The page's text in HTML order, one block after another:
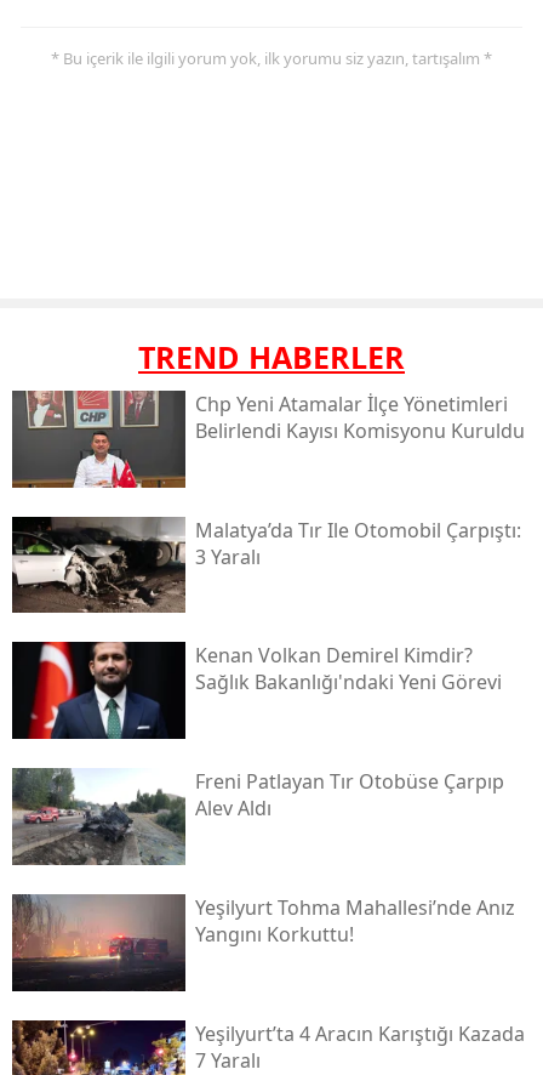
* Bu içerik ile ilgili yorum yok, ilk yorumu siz yazın, tartışalım *
TREND HABERLER
Chp Yeni Atamalar İlçe Yönetimleri
Belirlendi Kayısı Komisyonu Kuruldu
Malatya’da Tır Ile Otomobil Çarpıştı:
3 Yaralı
Kenan Volkan Demirel Kimdir?
Sağlık Bakanlığı'ndaki Yeni Görevi
Freni Patlayan Tır Otobüse Çarpıp
Alev Aldı
Yeşilyurt Tohma Mahallesi’nde Anız
Yangını Korkuttu!
Yeşilyurt’ta 4 Aracın Karıştığı Kazada
7 Yaralı